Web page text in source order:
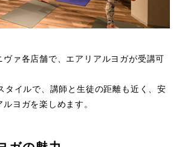
ヴァ各店舗で、エアリアルヨガが受講可
タイルで、講師と生徒の距離も近く、安
ヨガを楽しめます。